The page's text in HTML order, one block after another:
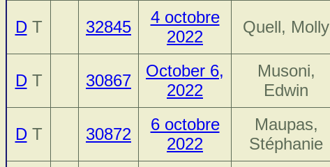
DT 32845
4 octobre
2022
Quell, Molly
DT 30867
October 6,
2022
Musoni,
Edwin
DT 30872
6 octobre
2022
Maupas,
Stéphanie